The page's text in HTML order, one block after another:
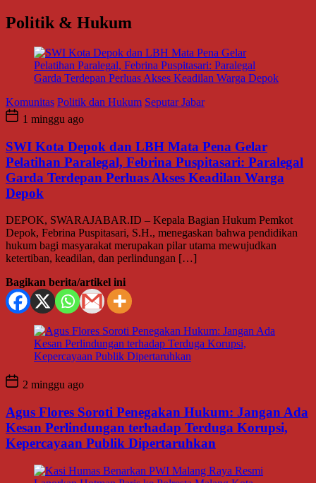
Politik & Hukum
Komunitas Politik dan Hukum Seputar Jabar
1 minggu ago
SWI Kota Depok dan LBH Mata Pena Gelar
Pelatihan Paralegal, Febrina Puspitasari: Paralegal
Garda Terdepan Perluas Akses Keadilan Warga
Depok
DEPOK, SWARAJABAR.ID – Kepala Bagian Hukum Pemkot
Depok, Febrina Puspitasari, S.H., menegaskan bahwa pendidikan
hukum bagi masyarakat merupakan pilar utama mewujudkan
ketertiban, keadilan, dan perlindungan […]
Bagikan berita/artikel ini
2 minggu ago
Agus Flores Soroti Penegakan Hukum: Jangan Ada
Kesan Perlindungan terhadap Terduga Korupsi,
Kepercayaan Publik Dipertaruhkan